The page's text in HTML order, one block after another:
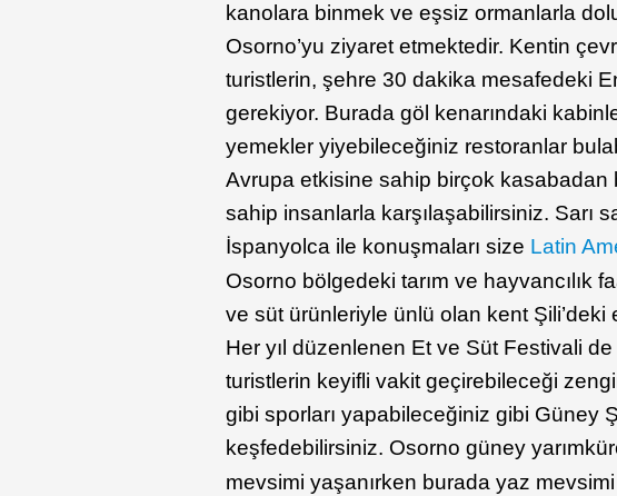
kanolara binmek ve eşsiz ormanlarla
Osorno’yu ziyaret etmektedir. Kentin
turistlerin, şehre 30 dakika mesafedeki
gerekiyor. Burada göl kenarındaki
yemekler yiyebileceğiniz restoranlar
Avrupa etkisine sahip birçok kasabadan
sahip insanlarla karşılaşabilirsiniz. Sarı
İspanyolca ile konuşmaları size Latin
Osorno bölgedeki tarım ve hayvancılık
ve süt ürünleriyle ünlü olan kent Şili’deki
Her yıl düzenlenen Et ve Süt Festivali
turistlerin keyifli vakit geçirebileceği
gibi sporları yapabileceğiniz gibi Güney
keşfedebilirsiniz. Osorno güney
mevsimi yaşanırken burada yaz